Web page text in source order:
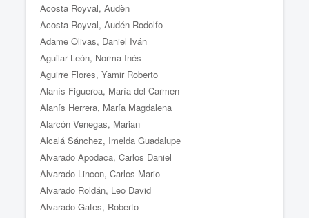
Acosta Royval, Audèn
Acosta Royval, Audén Rodolfo
Adame Olivas, Daniel Iván
Aguilar León, Norma Inés
Aguirre Flores, Yamir Roberto
Alanís Figueroa, María del Carmen
Alanís Herrera, María Magdalena
Alarcón Venegas, Marian
Alcalá Sánchez, Imelda Guadalupe
Alvarado Apodaca, Carlos Daniel
Alvarado Lincon, Carlos Mario
Alvarado Roldán, Leo David
Alvarado-Gates, Roberto